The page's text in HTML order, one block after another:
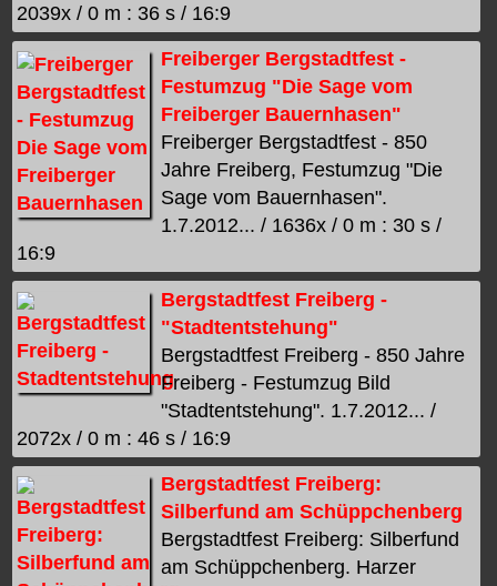
2039x / 0 m : 36 s / 16:9
Freiberger Bergstadtfest -
Festumzug "Die Sage vom
Freiberger Bauernhasen"
Freiberger Bergstadtfest - 850
Jahre Freiberg, Festumzug "Die
Sage vom Bauernhasen".
1.7.2012... / 1636x / 0 m : 30 s /
16:9
Bergstadtfest Freiberg -
"Stadtentstehung"
Bergstadtfest Freiberg - 850 Jahre
Freiberg - Festumzug Bild
"Stadtentstehung". 1.7.2012... /
2072x / 0 m : 46 s / 16:9
Bergstadtfest Freiberg:
Silberfund am Schüppchenberg
Bergstadtfest Freiberg: Silberfund
am Schüppchenberg. Harzer